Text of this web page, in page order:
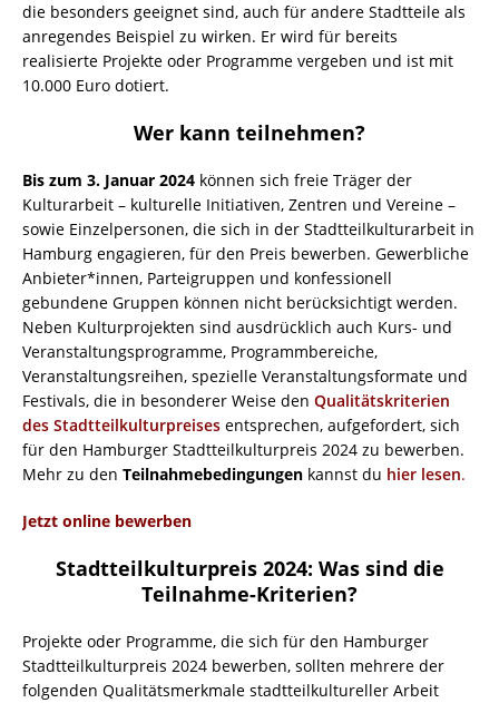
die besonders geeignet sind, auch für andere Stadtteile als
anregendes Beispiel zu wirken. Er wird für bereits
realisierte Projekte oder Programme vergeben und ist mit
10.000 Euro dotiert.
Wer kann teilnehmen?
Bis zum 3. Januar 2024 können sich freie Träger der
Kulturarbeit – kulturelle Initiativen, Zentren und Vereine –
sowie Einzelpersonen, die sich in der Stadtteilkulturarbeit in
Hamburg engagieren, für den Preis bewerben. Gewerbliche
Anbieter*innen, Parteigruppen und konfessionell
gebundene Gruppen können nicht berücksichtigt werden.
Neben Kulturprojekten sind ausdrücklich auch Kurs- und
Veranstaltungsprogramme, Programmbereiche,
Veranstaltungsreihen, spezielle Veranstaltungsformate und
Festivals, die in besonderer Weise den Qualitätskriterien
des Stadtteilkulturpreises entsprechen, aufgefordert, sich
für den Hamburger Stadtteilkulturpreis 2024 zu bewerben.
Mehr zu den Teilnahmebedingungen kannst du hier lesen.
Jetzt online bewerben
Stadtteilkulturpreis 2024: Was sind die
Teilnahme-Kriterien?
Projekte oder Programme, die sich für den Hamburger
Stadtteilkulturpreis 2024 bewerben, sollten mehrere der
folgenden Qualitätsmerkmale stadtteilkultureller Arbeit